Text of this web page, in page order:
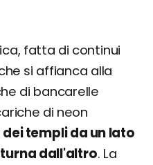
fatta di continui
si affianca alla
di bancarelle
di neon
templi da un lato
dall'altro. La